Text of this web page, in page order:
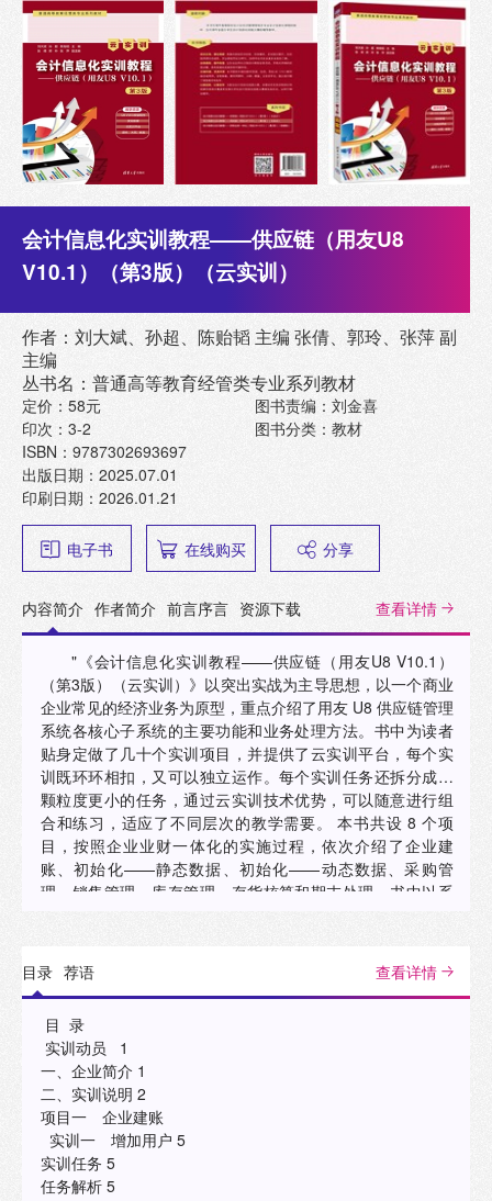
会计信息化实训教程——供应链（用友U8
V10.1）（第3版）（云实训）
作者：刘大斌、孙超、陈贻韬 主编 张倩、郭玲、张萍 副
主编
丛书名：普通高等教育经管类专业系列教材
定价：58元
印次：3-2
ISBN：9787302693697
出版日期：2025.07.01
印刷日期：2026.01.21
图书责编：刘金喜
图书分类：教材
电子书 在线购买 分享
内容简介 作者简介 前言序言 资源下载 查看详情
"《会计信息化实训教程——供应链（用友U8 V10.1）
（第3版）（云实训）》以突出实战为主导思想，以一个商业
企业常见的经济业务为原型，重点介绍了用友 U8 供应链管理
系统各核心子系统的主要功能和业务处理方法。书中为读者
贴身定做了几十个实训项目，并提供了云实训平台，每个实
训既环环相扣，又可以独立运作。每个实训任务还拆分成了
颗粒度更小的任务，通过云实训技术优势，可以随意进行组
合和练习，适应了不同层次的教学需要。 本书共设 8 个项
目，按照企业业财一体化的实施过程，依次介绍了企业建
账、初始化——静态数据、初始化——动态数据、采购管
理、销售管理、库存管理、存货核算和期末处理。书中以系
化技能竞赛中相关的应用点加以提示，以帮助读者了解会计
信息化竞赛对会计从业人员的能力要求。 本书配套了丰富的
普通高等院校会计及经济管理等相关专业的教学用书，也可
作为在职会计人员学习用友U8的自学读本。"
目录 荐语 查看详情
目 录
实训动员 1
一、企业简介 1
二、实训说明 2
项目一 企业建账
实训一 增加用户 5
实训任务 5
任务解析 5